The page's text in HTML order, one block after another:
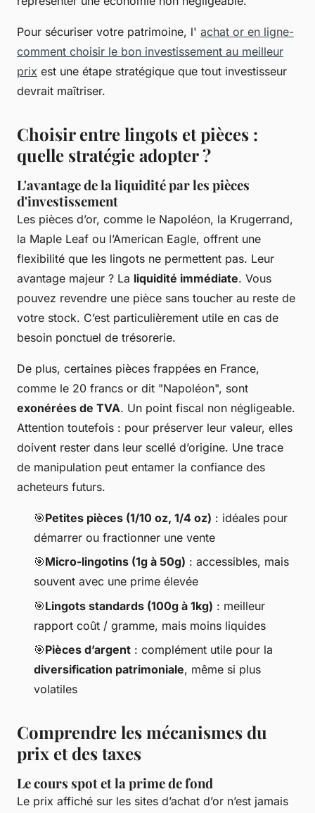
Pour sécuriser votre patrimoine, l' achat or en ligne-
comment choisir le bon investissement au meilleur
prix est une étape stratégique que tout investisseur
devrait maîtriser.
Choisir entre lingots et pièces :
quelle stratégie adopter ?
L'avantage de la liquidité par les pièces
d'investissement
Les pièces d’or, comme le Napoléon, la Krugerrand,
la Maple Leaf ou l’American Eagle, offrent une
flexibilité que les lingots ne permettent pas. Leur
avantage majeur ? La liquidité immédiate. Vous
pouvez revendre une pièce sans toucher au reste de
votre stock. C’est particulièrement utile en cas de
besoin ponctuel de trésorerie.
De plus, certaines pièces frappées en France,
comme le 20 francs or dit "Napoléon", sont
exonérées de TVA. Un point fiscal non négligeable.
Attention toutefois : pour préserver leur valeur, elles
doivent rester dans leur scellé d’origine. Une trace
de manipulation peut entamer la confiance des
acheteurs futurs.
🎯Petites pièces (1/10 oz, 1/4 oz) : idéales pour
démarrer ou fractionner une vente
🎯Micro-lingotins (1g à 50g) : accessibles, mais
souvent avec une prime élevée
🎯Lingots standards (100g à 1kg) : meilleur
rapport coût / gramme, mais moins liquides
🎯Pièces d’argent : complément utile pour la
diversification patrimoniale, même si plus
volatiles
Comprendre les mécanismes du
prix et des taxes
Le cours spot et la prime de fond
Le prix affiché sur les sites d’achat d’or n’est jamais